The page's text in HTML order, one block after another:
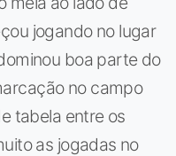
jogando no lugar
boa parte do
no campo
tabela entre os
as jogadas no